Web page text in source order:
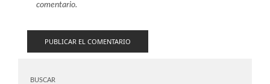
comentario.
BUSCAR